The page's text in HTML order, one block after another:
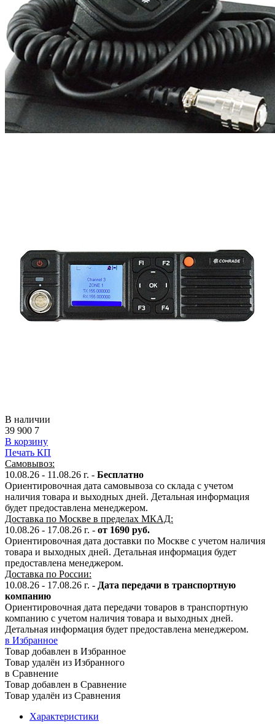
В наличии
39 900 7
В корзину
Печать КП
Самовывоз:
10.08.26 - 11.08.26 г. - Бесплатно
Ориентировочная дата самовывоза со склада с учетом
наличия товара и выходных дней. Детальная информация
будет предоставлена менеджером.
Доставка по Москве в пределах МКАД:
10.08.26 - 17.08.26 г. - от 1690 руб.
Ориентировочная дата доставки по Москве с учетом наличия
товара и выходных дней. Детальная информация будет
предоставлена менеджером.
Доставка по России:
10.08.26 - 17.08.26 г. - Дата передачи в транспортную
компанию
Ориентировочная дата передачи товаров в транспортную
компанию с учетом наличия товара и выходных дней.
Детальная информация будет предоставлена менеджером.
в Избранное
Товар добавлен в Избранное
Товар удалён из Избранного
в Сравнение
Товар добавлен в Сравнение
Товар удалён из Сравнения
Характеристики